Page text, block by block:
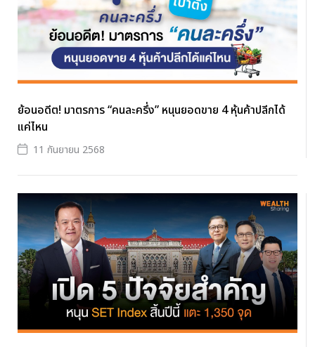
ย้อนอดีต! มาตรการ “คนละครึ่ง” หนุนยอดขาย 4 หุ้นค้าปลีกได้
แค่ไหน
11 กันยายน 2568